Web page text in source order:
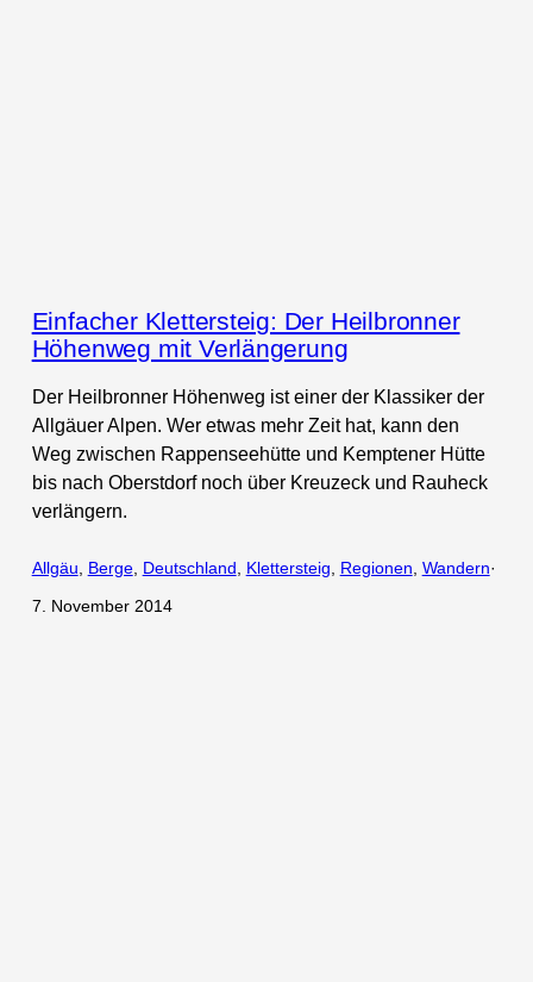
Einfacher Klettersteig: Der Heilbronner
Höhenweg mit Verlängerung
Der Heilbronner Höhenweg ist einer der Klassiker der
Allgäuer Alpen. Wer etwas mehr Zeit hat, kann den
Weg zwischen Rappenseehütte und Kemptener Hütte
bis nach Oberstdorf noch über Kreuzeck und Rauheck
verlängern.
Allgäu Berge, Deutschland Klettersteig Regionen Wandern·
7. November 2014